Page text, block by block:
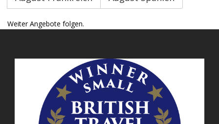
Weiter Angebote folgen.